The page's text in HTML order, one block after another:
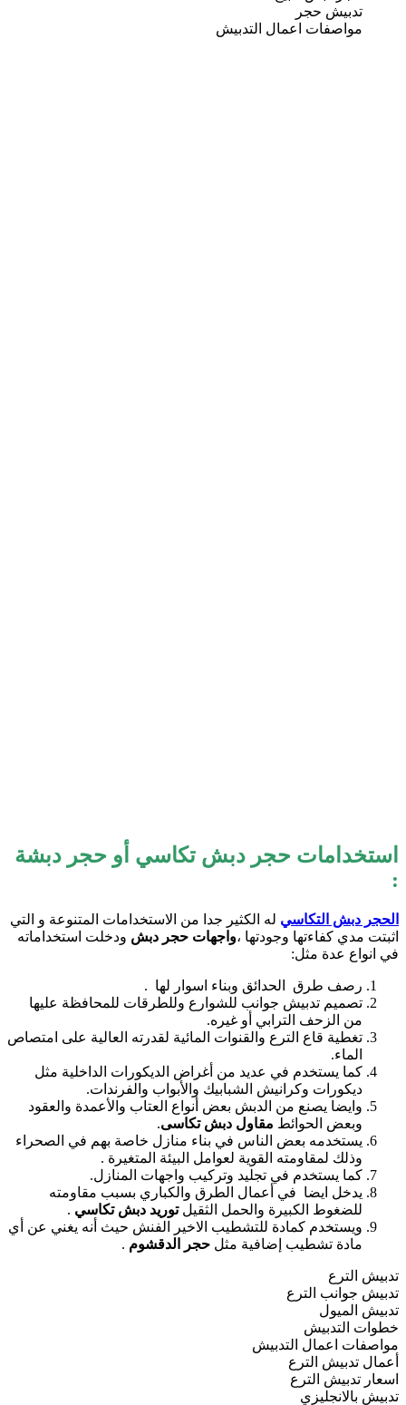
تدبيش حجر
مواصفات اعمال التدبيش
استخدامات حجر دبش تكاسي أو حجر دبشة
:
الحجر دبش التكاسي له الكثير جدا من الاستخدامات المتنوعة و التي
اثبتت مدي كفاءتها وجودتها ،واجهات حجر دبش ودخلت استخداماته
في انواع عدة مثل:
رصف طرق الحدائق وبناء اسوار لها .
تصميم تدبيش جوانب للشوارع وللطرقات للمحافظة عليها
من الزحف الترابي أو غيره.
تغطية قاع الترع والقنوات المائية لقدرته العالية على امتصاص
الماء.
كما يستخدم في عديد من أغراض الديكورات الداخلية مثل
ديكورات وكرانيش الشبابيك والأبواب والفرندات.
وايضا يصنع من الدبش بعض أنواع العتاب والأعمدة والعقود
وبعض الحوائط مقاول دبش تكاسى.
يستخدمه بعض الناس في بناء منازل خاصة بهم في الصحراء
وذلك لمقاومته القوية لعوامل البيئة المتغيرة .
كما يستخدم في تجليد وتركيب واجهات المنازل.
يدخل ايضا في أعمال الطرق والكباري بسبب مقاومته
للضغوط الكبيرة والحمل الثقيلتوريد دبش تكاسي .
ويستخدم كمادة للتشطيب الاخير الفنش حيث أنه يغني عن أي
مادة تشطيب إضافية مثل حجر الدقشوم .
تدبيش الترع
تدبيش جوانب الترع
تدبيش الميول
خطوات التدبيش
مواصفات اعمال التدبيش
أعمال تدبيش الترع
اسعار تدبيش الترع
تدبيش بالانجليزي